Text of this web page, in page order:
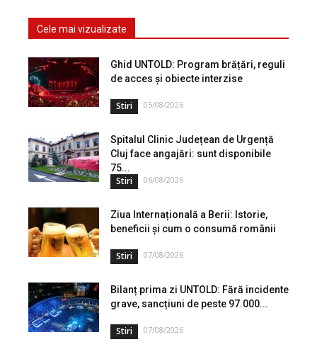
Cele mai vizualizate
Ghid UNTOLD: Program brățări, reguli
de acces și obiecte interzise
Stiri 05/08/2026
Spitalul Clinic Județean de Urgență
Cluj face angajări: sunt disponibile
75...
Stiri 06/08/2026
Ziua Internațională a Berii: Istorie,
beneficii și cum o consumă românii
Stiri 07/08/2026
Bilanț prima zi UNTOLD: Fără incidente
grave, sancțiuni de peste 97.000...
Stiri 07/08/2026